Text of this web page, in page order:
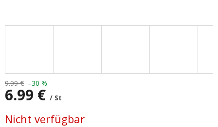
9.99 € –30 %
6.99 € / St
Nicht verfügbar